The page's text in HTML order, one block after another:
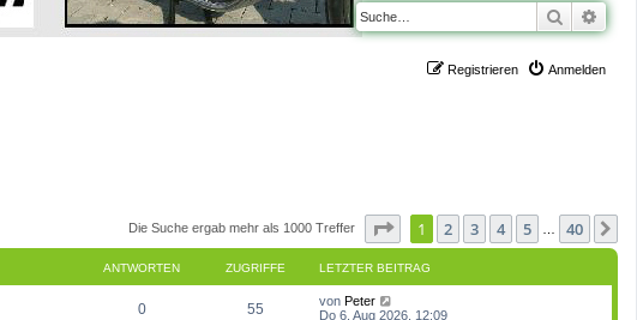
Suche
Anmelden
Registrieren
Die Suche ergab mehr als 1000 Treffer Seite von40
1 2 3 4 5 40
ANTWORTEN ZUGRIFFE LETZTER BEITRAG
0A
55
L
e
von Peter
Do 6. Aug 2026, 12:09